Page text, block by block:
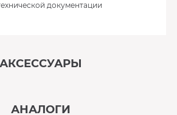
документации
АКСЕССУАРЫ
АНАЛОГИ